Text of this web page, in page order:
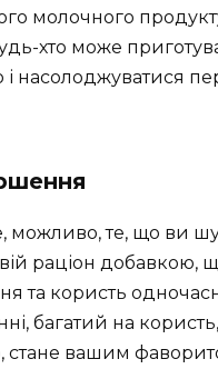
молочного
хто може
і насолоджуватися
можливо, те, що ви
раціон добавкою,
та користь
багатий на користь,
стане вашим